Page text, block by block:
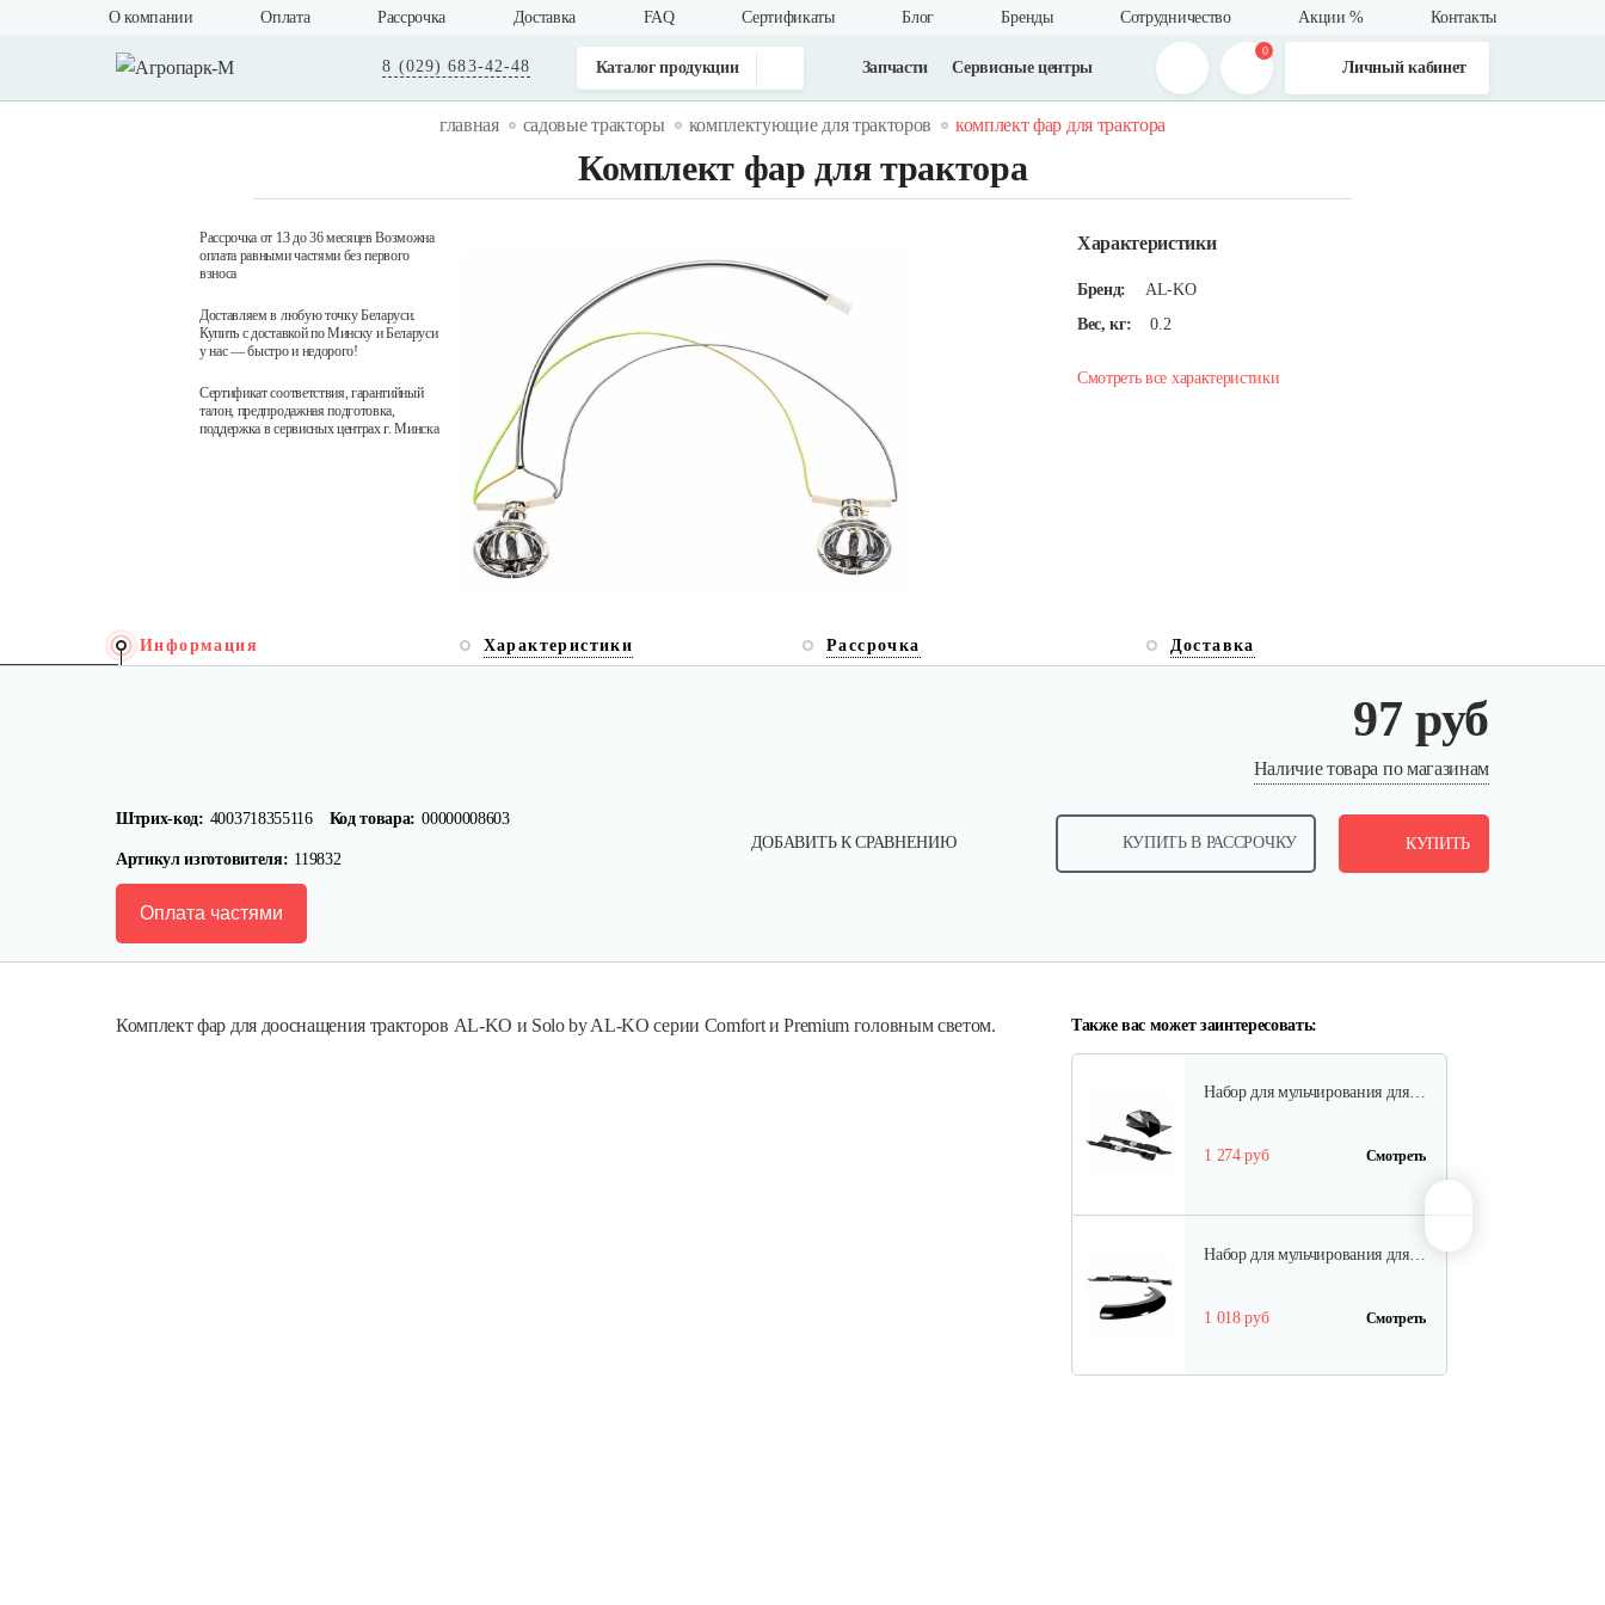
О компании Оплата Рассрочка Доставка FAQ Cертификаты Блог Бренды Сотрудничество Акции % Контакты
8 (029) 683-42-48 Каталог продукции Запчасти Сервисные центры
0
Личный кабинет
главная садовые тракторы комплектующие для тракторов комплект фар для трактора
Комплект фар для трактора
Рассрочка от 13 до 36 месяцев Возможна
оплата равными частями без первого
взноса
Доставляем в любую точку Беларуси.
Купить с доставкой по Минску и Беларуси
у нас — быстро и недорого!
Сертификат соответствия, гарантийный
талон, предпродажная подготовка,
поддержка в сервисных центрах г. Минска
Характеристики
Бренд:
AL-KO
Вес, кг:
0.2
Смотреть все характеристики
Информация Характеристики Рассрочка Доставка
97 руб
Наличие товара по магазинам
Штрих-код: 4003718355116 Код товара: 00000008603
Артикул изготовителя: 119832
ДОБАВИТЬ К СРАВНЕНИЮ КУПИТЬ В РАССРОЧКУ КУПИТЬ
Оплата частями
Комплект фар для дооснащения тракторов AL-KO и Solo by AL-KO серии Comfort и Premium головным светом. Также вас может заинтересовать:
Цепи на колеса SOLO by AL-
407 руб Смотреть
Набор для мульчирования для…
1 274 руб Смотреть
Набор для мульчирования для…
1 018 руб Смотреть